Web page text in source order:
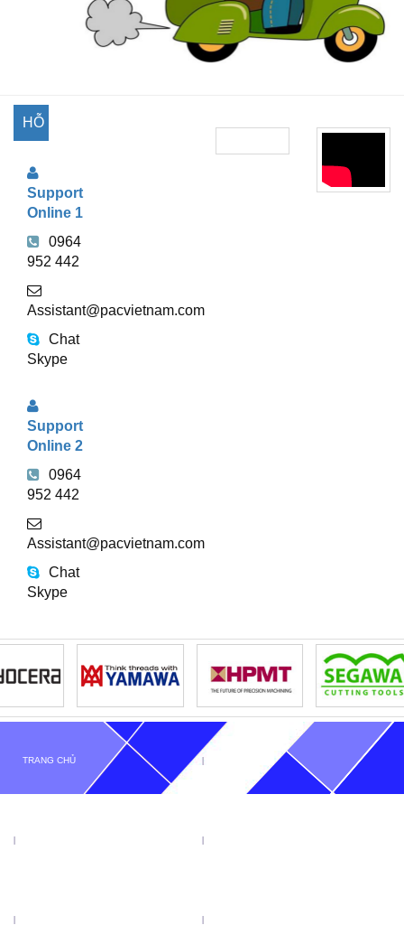
HỖ
TRỰC
Support
Online 1
0964
952 442
Assistant@pacvietnam.com
Chat
Skype
Support
Online 2
0964
952 442
Assistant@pacvietnam.com
Chat
Skype
TRANG CHỦ